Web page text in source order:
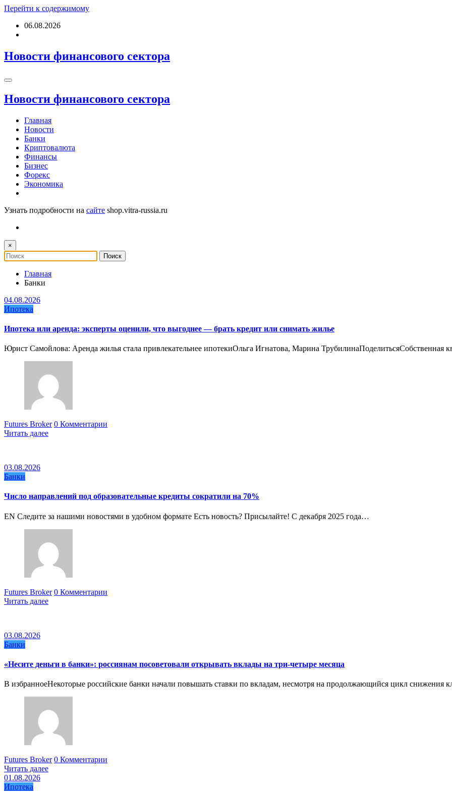
Перейти к содержимому
06.08.2026
Новости финансового сектора
Новости финансового сектора
Главная
Новости
Банки
Криптовалюта
Финансы
Бизнес
Форекс
Экономика
Узнать подробности на сайте shop.vitra-russia.ru
×
Главная
Банки
04.08.2026
Ипотека
Ипотека или аренда: эксперты оценили, что выгоднее — брать кредит или снимать жилье
Юрист Самойлова: Аренда жилья стала привлекательнее ипотекиОльга Игнатова, Марина ТрубилинаПоделитьсяСобственная
Futures Broker 0 Комментарии
Читать далее
03.08.2026
Банки
Число направлений под образовательные кредиты сократили на 70%
EN Следите за нашими новостями в удобном формате Есть новость? Присылайте! С декабря 2025 года…
Futures Broker 0 Комментарии
Читать далее
03.08.2026
Банки
«Несите деньги в банки»: россиянам посоветовали открывать вклады на три-четыре месяца
В избранноеНекоторые российские банки начали повышать ставки по вкладам, несмотря на продолжающийся цикл снижения
Futures Broker 0 Комментарии
Читать далее
01.08.2026
Ипотека